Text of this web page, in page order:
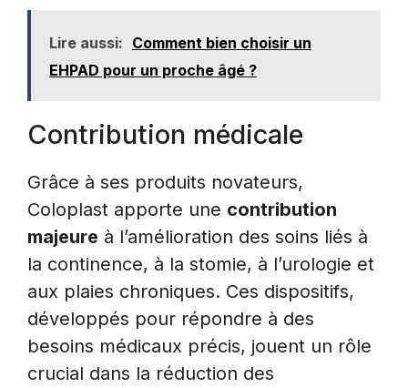
Lire aussi: Comment bien choisir un
EHPAD pour un proche âgé ?
Contribution médicale
Grâce à ses produits novateurs,
Coloplast apporte une contribution
majeure à l’amélioration des soins liés à
la continence, à la stomie, à l’urologie et
aux plaies chroniques. Ces dispositifs,
développés pour répondre à des
besoins médicaux précis, jouent un rôle
crucial dans la réduction des